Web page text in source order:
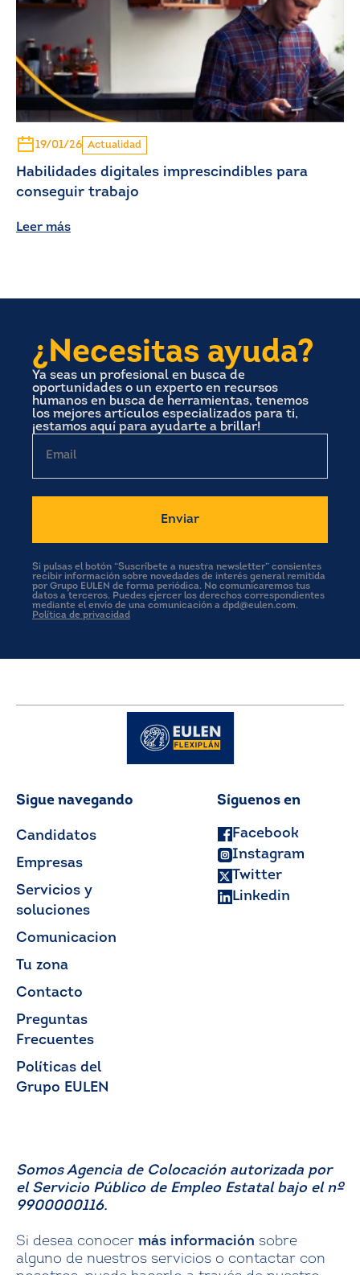
19/01/26 Actualidad
Habilidades digitales imprescindibles para
conseguir trabajo
Leer más
¿Necesitas ayuda?
Ya seas un profesional en busca de
oportunidades o un experto en recursos
humanos en busca de herramientas, tenemos
los mejores artículos especializados para ti,
¡estamos aquí para ayudarte a brillar!
Si pulsas el botón “Suscríbete a nuestra newsletter” consientes
recibir información sobre novedades de interés general remitida
por Grupo EULEN de forma periódica. No comunicaremos tus
datos a terceros. Puedes ejercer los derechos correspondientes
mediante el envío de una comunicación a dpd@eulen.com.
Política de privacidad
Sigue navegando
Candidatos
Empresas
Servicios y
soluciones
Comunicacion
Tu zona
Contacto
Preguntas
Frecuentes
Políticas del
Grupo EULEN
Síguenos en
Facebook
Instagram
Twitter
Linkedin
Somos Agencia de Colocación autorizada por
el Servicio Público de Empleo Estatal bajo el nº
9900000116.
Si desea conocer más información sobre
alguno de nuestros servicios o contactar con